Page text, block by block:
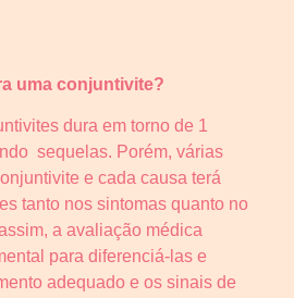
uma conjuntivite?
dura em torno de 1
sequelas. Porém, várias
e cada causa terá
tanto nos sintomas quanto no
a avaliação médica
para diferenciá-las e
adequado e os sinais de